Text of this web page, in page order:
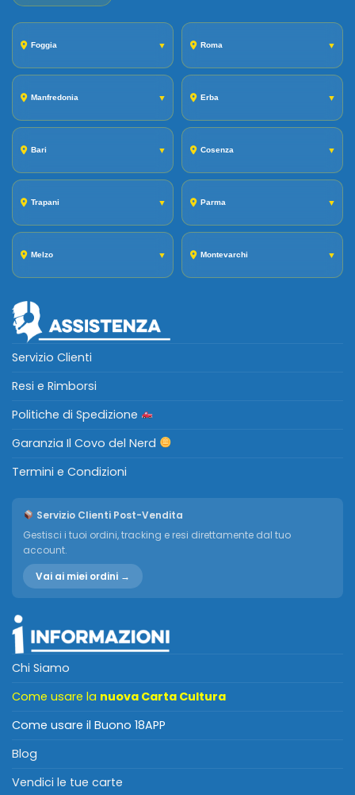
Foggia ▼ Roma ▼
Manfredonia ▼ Erba ▼
Bari ▼ Cosenza ▼
Trapani ▼ Parma ▼
Melzo ▼ Montevarchi ▼
Servizio Clienti
Resi e Rimborsi
Politiche di Spedizione
Garanzia Il Covo del Nerd
Termini e Condizioni
Servizio Clienti Post-Vendita
Gestisci i tuoi ordini, tracking e resi direttamente dal tuo
account.
Vai ai miei ordini →
Chi Siamo
Come usare la nuova Carta Cultura
Come usare il Buono 18APP
Blog
Vendici le tue carte